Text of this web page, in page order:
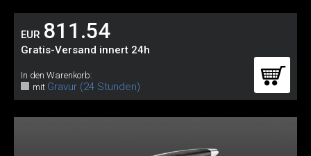
EUR 811.54
Gratis-Versand innert 24h
In den Warenkorb:
mit Gravur (24 Stunden)